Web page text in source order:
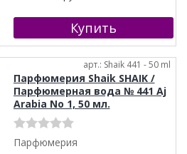
арт.: Shaik 441 - 50 ml
Парфюмерия Shaik SHAIK /
Парфюмерная вода № 441 Aj
Arabia No 1, 50 мл.
Парфюмерия